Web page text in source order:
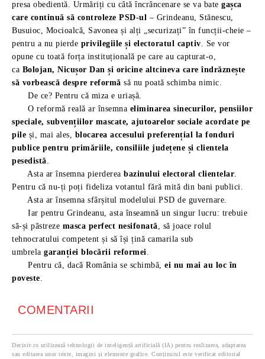
presa obedientă. Urmăriți cu câtă încrâncenare se va bate gașca
care continuă să controleze PSD-ul – Grindeanu, Stănescu,
Busuioc, Mocioalcă, Savonea și alți „securizați” în funcții-cheie –
pentru a nu pierde privilegiile și electoratul captiv. Se vor
opune cu toată forța instituțională pe care au capturat-o,
ca Bolojan, Nicușor Dan și oricine altcineva care îndrăznește
să vorbească despre reformă să nu poată schimba nimic.
De ce? Pentru că miza e uriașă.
O reformă reală ar însemna eliminarea sinecurilor, pensiilor
speciale, subvențiilor mascate, ajutoarelor sociale acordate pe
pile și, mai ales, blocarea accesului preferențial la fonduri
publice pentru primăriile, consiliile județene și clientela
pesedistă.
Asta ar însemna pierderea bazinului electoral clientelar.
Pentru că nu-ți poți fideliza votantul fără mită din bani publici.
Asta ar însemna sfârșitul modelului PSD de guvernare.
Iar pentru Grindeanu, asta înseamnă un singur lucru: trebuie
să-și păstreze masca perfect nesifonată, să joace rolul
tehnocratului competent și să își țină camarila sub
umbrela garanției blocării reformei.
Pentru că, dacă România se schimbă, ei nu mai au loc în
poveste.
COMENTARII
Decisiv.ro utilizează tehnologii de inteligență artificială (IA) pentru realizarea, adaptarea
sau editarea unor texte, imagini și elemente grafice. Conținutul este verificat editorial